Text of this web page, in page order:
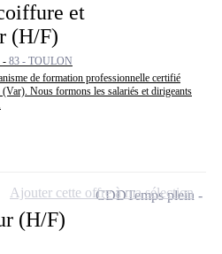
et
(H/F)
- 83 - TOULON
de formation professionnelle certifié
Nous formons les salariés et dirigeants
(H/F)
CDDTemps plein
Ajouter cette offre à ma sélection